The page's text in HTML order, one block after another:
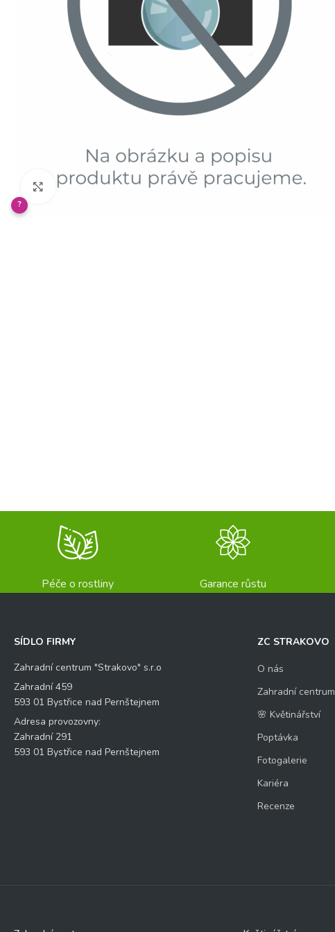
Klikněte pro zvětšení
?
Péče o rostliny Garance růstu
SÍDLO FIRMY
Zahradní centrum "Strakovo" s.r.o
Zahradní 459
593 01 Bystřice nad Pernštejnem
Adresa provozovny:
Zahradní 291
593 01 Bystřice nad Pernštejnem
ZC STRAKOVO
O nás
Zahradní centrum
🌸 Květinářství
Poptávka
Fotogalerie
Kariéra
Recenze